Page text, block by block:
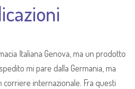
Italiana Genova, ma un prodotto
mi pare dalla Germania, ma
internazionale. Fra questi